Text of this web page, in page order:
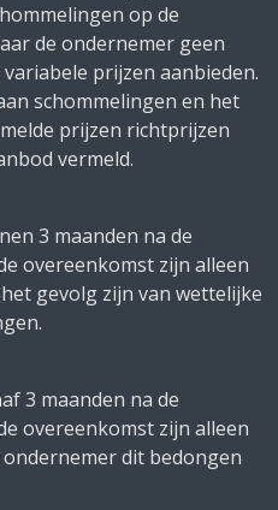
op de
de ondernemer geen
prijzen aanbieden.
schommelingen en het
prijzen richtprijzen
vermeld.
3 maanden na de
overeenkomst zijn alleen
gevolg zijn van wettelijke
3 maanden na de
overeenkomst zijn alleen
dit bedongen